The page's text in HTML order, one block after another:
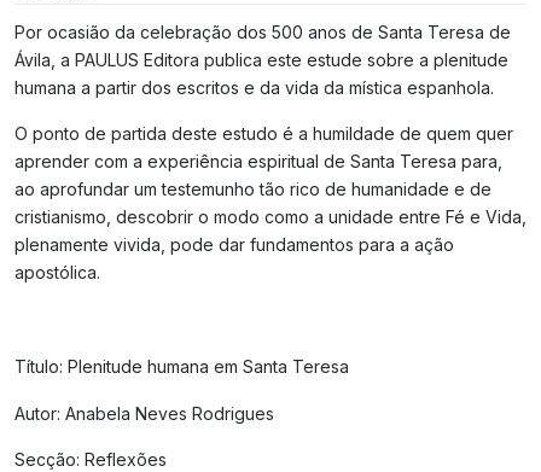
Por ocasião da celebração dos 500 anos de Santa Teresa de
Ávila, a PAULUS Editora publica este estude sobre a plenitude
humana a partir dos escritos e da vida da mística espanhola.
O ponto de partida deste estudo é a humildade de quem quer
aprender com a experiência espiritual de Santa Teresa para,
ao aprofundar um testemunho tão rico de humanidade e de
cristianismo, descobrir o modo como a unidade entre Fé e Vida,
plenamente vivida, pode dar fundamentos para a ação
apostólica.
Título: Plenitude humana em Santa Teresa
Autor: Anabela Neves Rodrigues
Secção: Reflexões